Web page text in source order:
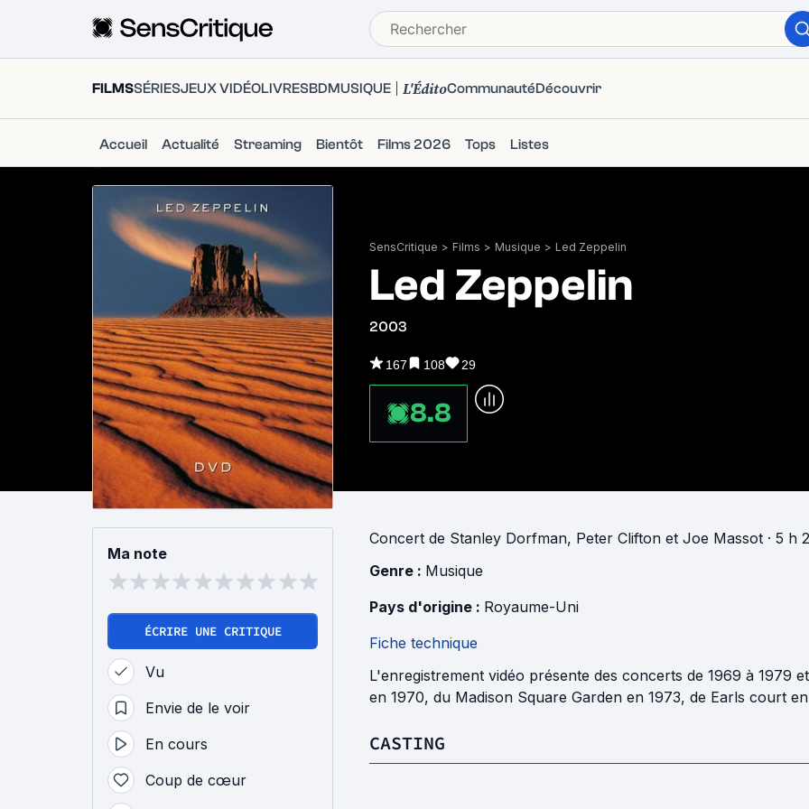
FILMSSÉRIESJEUX VIDÉOLIVRESBDMUSIQUE L'ÉditoCommunautéDécouvrir
Accueil Actualité Streaming Bientôt Films 2026 Tops Listes
SensCritique > Films > Musique > Led Zeppelin
Led Zeppelin
2003
167 108 29
8.8
Ma note
ÉCRIRE UNE CRITIQUE
Vu
Envie de le voir
En cours
Coup de cœur
Concert de Stanley Dorfman, Peter Clifton et Joe Massot · 5 h
Genre : Musique
Pays d'origine : Royaume-Uni
Fiche technique
L'enregistrement vidéo présente des concerts de 1969 à 1979
en 1970, du Madison Square Garden en 1973, de Earls court
CASTING